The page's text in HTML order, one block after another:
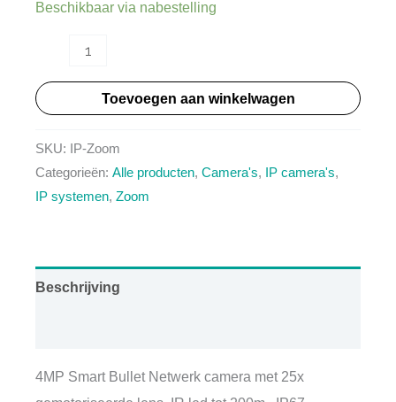
Beschikbaar via nabestelling
IP
aantal
Toevoegen aan winkelwagen
SKU: IP-Zoom
Categorieën: Alle producten, Camera's, IP camera's,
IP systemen, Zoom
Beschrijving
4MP Smart Bullet Netwerk camera met 25x